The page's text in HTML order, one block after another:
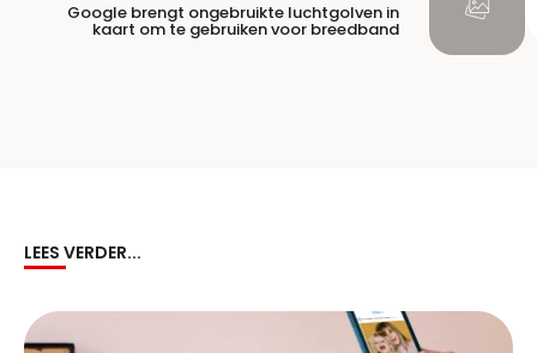
Google brengt ongebruikte luchtgolven in
kaart om te gebruiken voor breedband
LEES VERDER...